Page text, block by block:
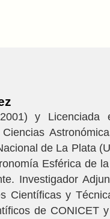
y Licenciada
de La Plata
Esférica de
Investigador
Científicas y
de CONICET